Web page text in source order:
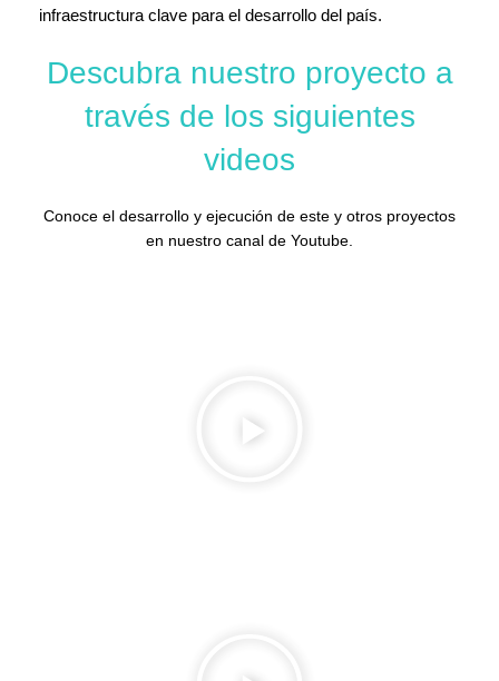
infraestructura clave para el desarrollo del país.
Descubra nuestro proyecto a
través de los siguientes
videos
Conoce el desarrollo y ejecución de este y otros proyectos
en nuestro canal de Youtube.